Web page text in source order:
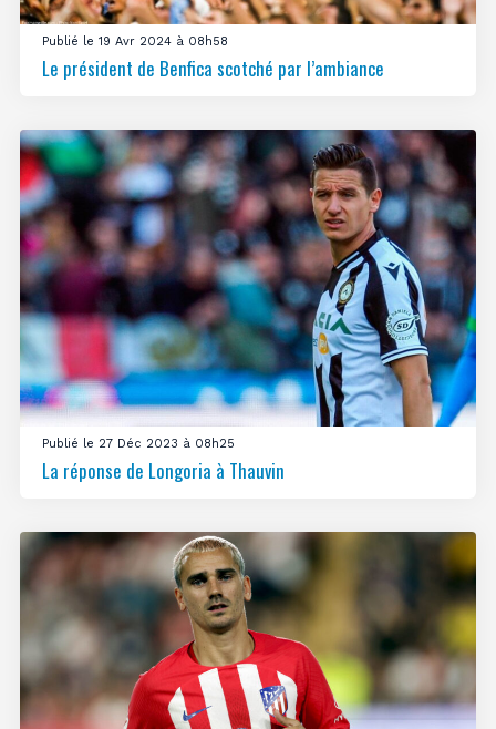
Publié le 19 Avr 2024 à 08h58
Le président de Benfica scotché par l’ambiance
Publié le 27 Déc 2023 à 08h25
La réponse de Longoria à Thauvin